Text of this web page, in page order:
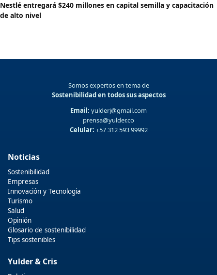
Nestlé entregará $240 millones en capital semilla y capacitación
de alto nivel
Somos expertos en tema de
Sostenibilidad en todos sus aspectos
Email: yulderj@gmail.com
prensa@yulder.co
Celular: +57 312 593 99992
Noticias
Sostenibilidad
Empresas
Innovación y Tecnologia
Turismo
Salud
Opinión
Glosario de sostenibilidad
Tips sostenibles
Yulder & Cris